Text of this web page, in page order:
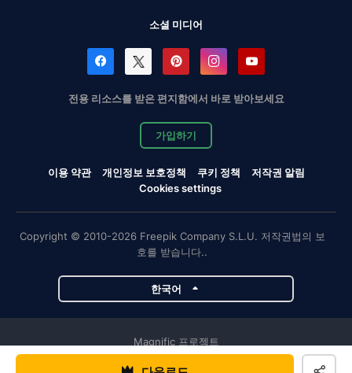
소셜 미디어
전용 리소스를 받은 편지함에서 바로 받아보세요
가입하기
이용 약관 개인정보 보호정책 쿠키 정책
저작권 알림
Cookies settings
Copyright © 2010-2026 Freepik Company S.L.U. 저작권법의 보
호를 받습니다..
한국어
Magnific 프로젝트